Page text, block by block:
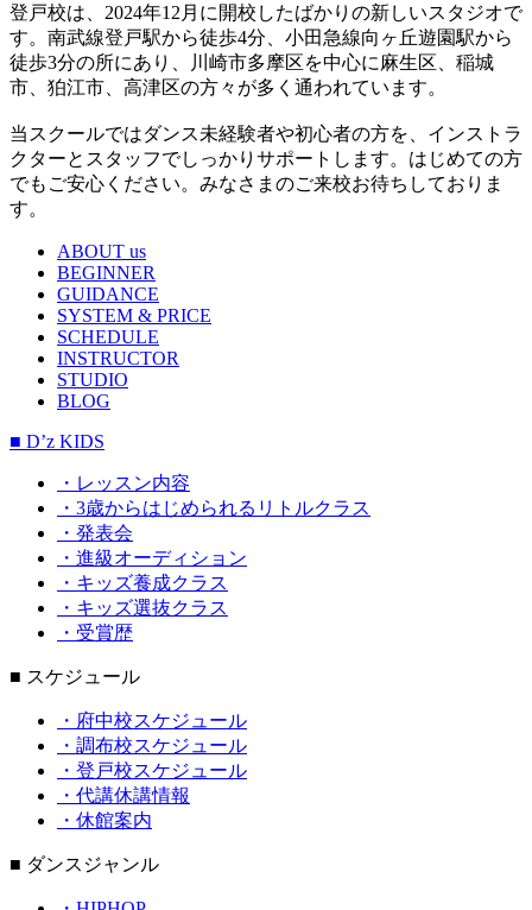
登戸校は、2024年12月に開校したばかりの新しいスタジオで
す。南武線登戸駅から徒歩4分、小田急線向ヶ丘遊園駅から
徒歩3分の所にあり、川崎市多摩区を中心に麻生区、稲城
市、狛江市、高津区の方々が多く通われています。
当スクールではダンス未経験者や初心者の方を、インストラ
クターとスタッフでしっかりサポートします。はじめての方
でもご安心ください。みなさまのご来校お待ちしておりま
す。
ABOUT us
BEGINNER
GUIDANCE
SYSTEM & PRICE
SCHEDULE
INSTRUCTOR
STUDIO
BLOG
■ D’z KIDS
・レッスン内容
・3歳からはじめられるリトルクラス
・発表会
・進級オーディション
・キッズ養成クラス
・キッズ選抜クラス
・受賞歴
■ スケジュール
・府中校スケジュール
・調布校スケジュール
・登戸校スケジュール
・代講休講情報
・休館案内
■ ダンスジャンル